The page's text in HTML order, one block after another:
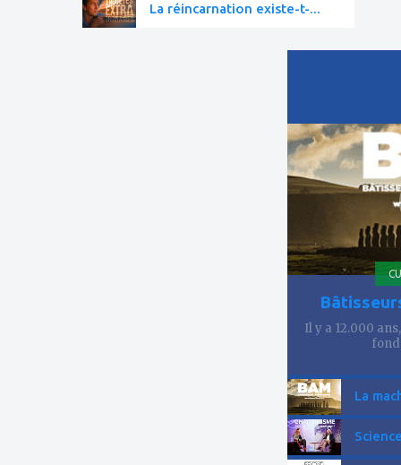
La réincarnation existe-t-...
à
mes
favoris
Il y a 12.000
La